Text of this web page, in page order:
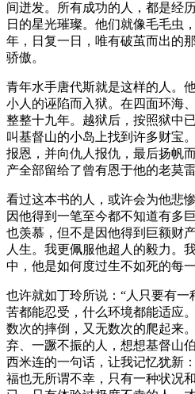
间迸发。所有成功的人，都是经
日的星光璀璨。他们就像毛毛虫
年，日复一日，唯有破茧而出的
骄傲。
青年水手唐代斯就是这样的人。
小人的诬陷而入狱。在四面环海
整整十九年。越狱后，按照狱中
叫基督山的小岛上找到许多财宝
报恩，并向仇人报仇，最后扬帆
产全部留给了曾有恩于他的老莫
看过这本书的人，或许会为他悲
因他得到一笔至今都不知道有
也羡慕，但不是因他得到巨额财
人生。我更佩服他超人的毅力。
中，他是如何度过生不如死的每一
也许就如丁玲所说：“人只要有
苦都能忍受，什么环境都能适应
数次的摔倒，又无数次的爬起来
弃、一蹶不振的人，想想基督山
西米连的一句话，让我记忆犹新
福也无所谓不幸，只有一种状况